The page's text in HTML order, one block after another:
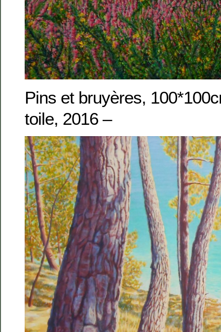
Pins et bruyères,
toile, 2016 –